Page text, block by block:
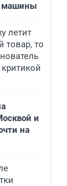
машины
летит
товар, то
и
на